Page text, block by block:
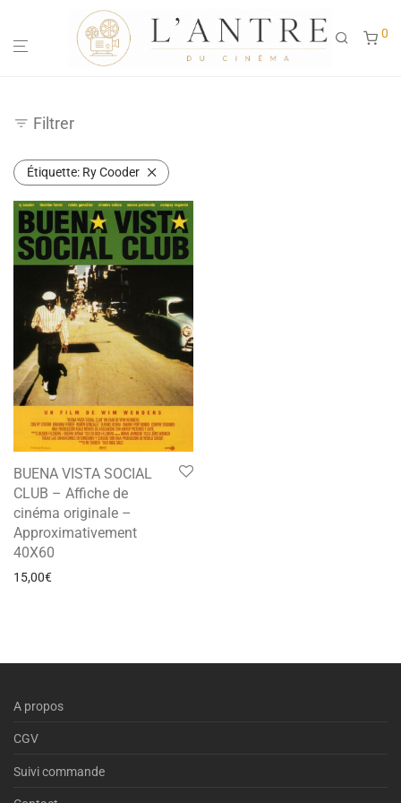
0
Filtrer
Étiquette: Ry Cooder
BUENA VISTA SOCIAL
CLUB – Affiche de
cinéma originale –
Approximativement
40X60
15,00€
A propos
CGV
Suivi commande